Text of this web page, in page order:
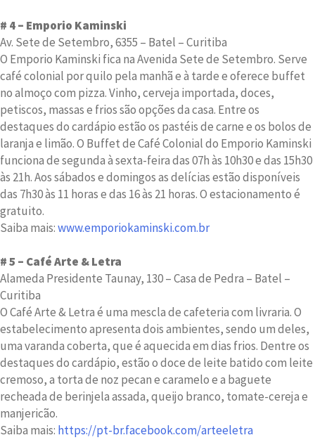
# 4 – Emporio Kaminski
Av. Sete de Setembro, 6355 – Batel – Curitiba
O Emporio Kaminski fica na Avenida Sete de Setembro. Serve
café colonial por quilo pela manhã e à tarde e oferece buffet
no almoço com pizza. Vinho, cerveja importada, doces,
petiscos, massas e frios são opções da casa. Entre os
destaques do cardápio estão os pastéis de carne e os bolos de
laranja e limão. O Buffet de Café Colonial do Emporio Kaminski
funciona de segunda à sexta-feira das 07h às 10h30 e das 15h30
às 21h. Aos sábados e domingos as delícias estão disponíveis
das 7h30 às 11 horas e das 16 às 21 horas. O estacionamento é
gratuito.
Saiba mais:www.emporiokaminski.com.br
# 5 – Café Arte & Letra
Alameda Presidente Taunay, 130 – Casa de Pedra – Batel –
Curitiba
O Café Arte & Letra é uma mescla de cafeteria com livraria. O
estabelecimento apresenta dois ambientes, sendo um deles,
uma varanda coberta, que é aquecida em dias frios. Dentre os
destaques do cardápio, estão o doce de leite batido com leite
cremoso, a torta de noz pecan e caramelo e a baguete
recheada de berinjela assada, queijo branco, tomate-cereja e
manjericão.
Saiba mais: https://pt-br.facebook.com/arteeletra